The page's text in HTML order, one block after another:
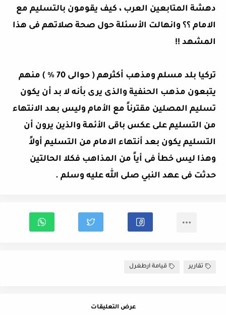
دهشة المتابعين العرب ، كيف يقومون بالتسليم مع
الامام ؟؟ وانهالت الأسئلة حول صحة صلاتهم فى هذا
المشهد !!
تركيا بلد مسلم ومذهب أكثرهم ( حوالى 70 % ) منهم
يتبعون مذهب الحنفية والذى يرى بأنه لا بد أن يكون
تسليم المصلين مقترناً مع الأمام وليس بعد الانتهاء
من التسليم على عكس باقى الأئمة والذين يرون أن
التسليم يكون بعد أنتهاء الامام من التسليم أولاً
وهذا ليس خطأ فى أياً من المذاهب فكلا الحالتين
حدثت فى عهد النبي صلى الله عليه وسلم .
تقارير قيامة ارطغرل
عرض التعليقات